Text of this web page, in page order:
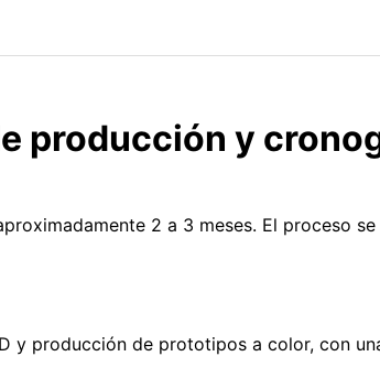
producción y
2 a 3 meses. El proceso
y producción de prototipos a color, con